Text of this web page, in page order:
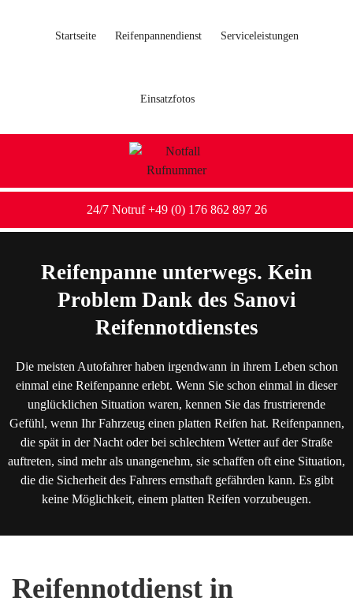
Startseite Reifenpannendienst Serviceleistungen
Einsatzfotos
24/7 Notruf +49 (0) 176 862 897 26
Reifenpanne unterwegs. Kein
Problem Dank des Sanovi
Reifennotdienstes
Die meisten Autofahrer haben irgendwann in ihrem Leben schon
einmal eine Reifenpanne erlebt. Wenn Sie schon einmal in dieser
unglücklichen Situation waren, kennen Sie das frustrierende
Gefühl, wenn Ihr Fahrzeug einen platten Reifen hat. Reifenpannen,
die spät in der Nacht oder bei schlechtem Wetter auf der Straße
auftreten, sind mehr als unangenehm, sie schaffen oft eine Situation,
die die Sicherheit des Fahrers ernsthaft gefährden kann. Es gibt
keine Möglichkeit, einem platten Reifen vorzubeugen.
Reifennotdienst in